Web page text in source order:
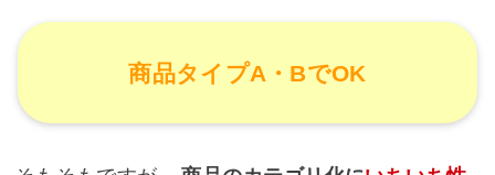
商品タイプA・BでOK